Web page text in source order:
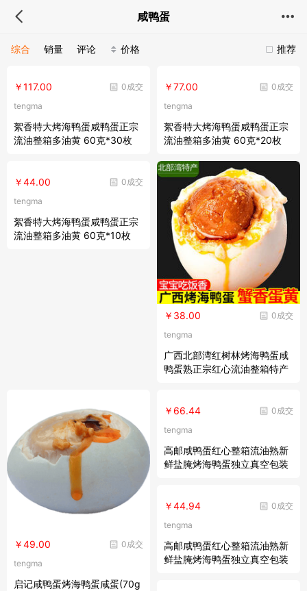
咸鸭蛋
推荐
综合 销量 评论 价格
0成交
￥117.00
tengma
絮香特大烤海鸭蛋咸鸭蛋正宗
流油整箱多油黄 60克*30枚
0成交
￥77.00
tengma
絮香特大烤海鸭蛋咸鸭蛋正宗
流油整箱多油黄 60克*20枚
0成交
￥44.00
tengma
絮香特大烤海鸭蛋咸鸭蛋正宗
流油整箱多油黄 60克*10枚
0成交
￥38.00
tengma
广西北部湾红树林烤海鸭蛋咸
鸭蛋熟正宗红心流油整箱特产
0成交
￥49.00
tengma
启记咸鸭蛋烤海鸭蛋咸蛋(70g
0成交
￥66.44
tengma
高邮咸鸭蛋红心整箱流油熟新
鲜盐腌烤海鸭蛋独立真空包装
0成交
￥44.94
tengma
高邮咸鸭蛋红心整箱流油熟新
鲜盐腌烤海鸭蛋独立真空包装